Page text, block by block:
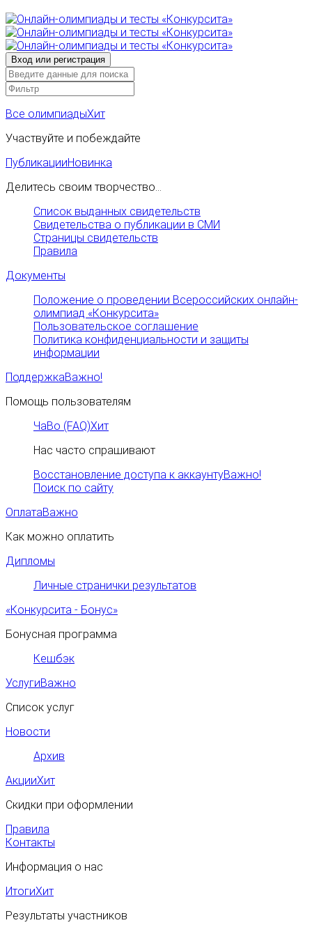
Все олимпиадыХит
Участвуйте и побеждайте
ПубликацииНовинка
Делитесь своим творчество...
Список выданных свидетельств
Свидетельства о публикации в СМИ
Страницы свидетельств
Правила
Документы
Положение о проведении Всероссийских онлайн-
олимпиад «Конкурсита»
Пользовательское соглашение
Политика конфиденциальности и защиты
информации
ПоддержкаВажно!
Помощь пользователям
ЧаВо (FAQ)Хит
Нас часто спрашивают
Восстановление доступа к аккаунтуВажно!
Поиск по сайту
ОплатаВажно
Как можно оплатить
Дипломы
Личные странички результатов
«Конкурсита - Бонус»
Бонусная программа
Кешбэк
УслугиВажно
Список услуг
Новости
Архив
АкцииХит
Скидки при оформлении
Правила
Контакты
Информация о нас
ИтогиХит
Результаты участников